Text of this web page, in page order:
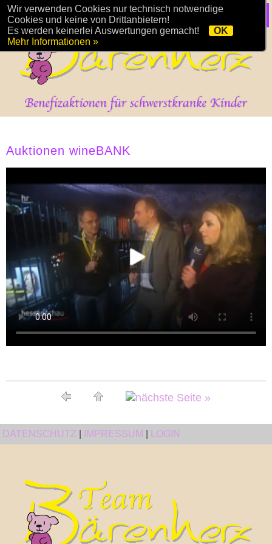
Auktionen wineBANK
DATENSCHUTZ IMPRESSUM LOGIN
Wir verwenden Cookies nur technisch notwendige
Cookies und keine von Drittanbietern!
Es werden keinerlei Auswertungen gemacht!
OK
Mehr Informationen »